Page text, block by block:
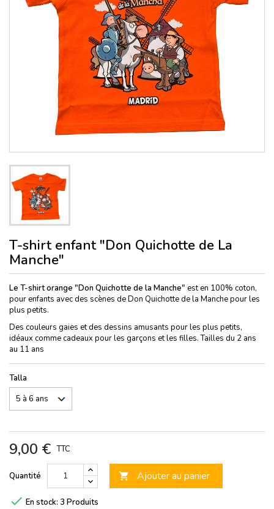
T-shirt enfant "Don Quichotte de La
Manche"
Le T-shirt orange "Don Quichotte de la Manche" est en 100% coton,
pour enfants avec des scènes de Don Quichotte de la Manche pour les
plus petits.
Des couleurs gaies et des dessins amusants pour les plus petits,
idéaux comme cadeaux pour les garçons et les filles. Tailles du 2 ans
au 11 ans
Talla
9,00 € TTC
Quantité  Ajouter au panier
 En stock: 3 Produits